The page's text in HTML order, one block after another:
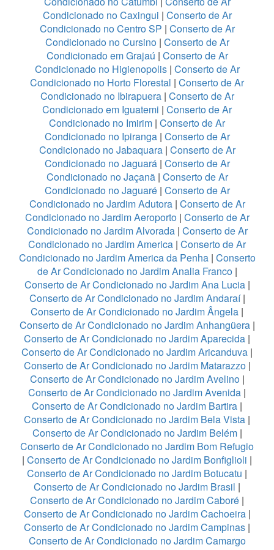
Condicionado no Caxingui | Conserto de Ar
Condicionado no Centro SP | Conserto de Ar
Condicionado no Cursino| Conserto de Ar
Condicionado em Grajaú | Conserto de Ar
Condicionado no Higienopolis| Conserto de Ar
Condicionado no Horto Florestal | Conserto de Ar
Condicionado no Ibirapuera| Conserto de Ar
Condicionado em Iguatemi | Conserto de Ar
Condicionado no Imirim | Conserto de Ar
Condicionado no Ipiranga| Conserto de Ar
Condicionado no Jabaquara| Conserto de Ar
Condicionado no Jaguará| Conserto de Ar
Condicionado no Jaçanã| Conserto de Ar
Condicionado no Jaguaré| Conserto de Ar
Condicionado no Jardim Adutora| Conserto de Ar
Condicionado no Jardim Aeroporto| Conserto de Ar
Condicionado no Jardim Alvorada| Conserto de Ar
Condicionado no Jardim America | Conserto de Ar
Condicionado no Jardim America da Penha| Conserto
de Ar Condicionado no Jardim Analia Franco|
Conserto de Ar Condicionado no Jardim Ana Lucia|
Conserto de Ar Condicionado no Jardim Andaraí|
Conserto de Ar Condicionado no Jardim Ângela |
Conserto de Ar Condicionado no Jardim Anhangüera|
Conserto de Ar Condicionado no Jardim Aparecida |
Conserto de Ar Condicionado no Jardim Aricanduva |
Conserto de Ar Condicionado no Jardim Matarazzo|
Conserto de Ar Condicionado no Jardim Avelino|
Conserto de Ar Condicionado no Jardim Avenida |
Conserto de Ar Condicionado no Jardim Bartira |
Conserto de Ar Condicionado no Jardim Bela Vista |
Conserto de Ar Condicionado no Jardim Belém|
Conserto de Ar Condicionado no Jardim Bom Refugio
| Conserto de Ar Condicionado no Jardim Bonfiglioli |
Conserto de Ar Condicionado no Jardim Botucatu |
Conserto de Ar Condicionado no Jardim Brasil |
Conserto de Ar Condicionado no Jardim Caboré |
Conserto de Ar Condicionado no Jardim Cachoeira|
Conserto de Ar Condicionado no Jardim Campinas |
Conserto de Ar Condicionado no Jardim Camargo